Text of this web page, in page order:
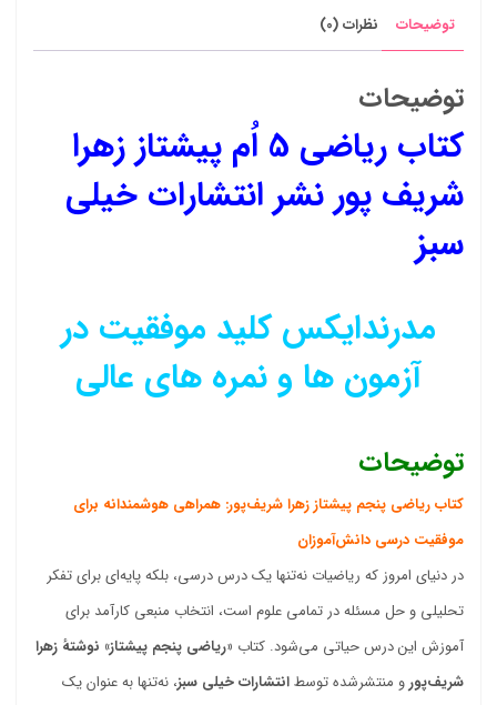
توضیحات نظرات (0)
توضیحات
کتاب ریاضی 5 اُم پیشتاز زهرا
شریف پور نشر انتشارات خیلی
سبز
مدرندایکس کلید موفقیت در
آزمون ها و نمره های عالی
توضیحات
کتاب ریاضی پنجم پیشتاز زهرا شریف‌پور: همراهی هوشمندانه برای
موفقیت درسی دانش‌آموزان
در دنیای امروز که ریاضیات نه‌تنها یک درس درسی، بلکه پایه‌ای برای تفکر
تحلیلی و حل مسئله در تمامی علوم است، انتخاب منبعی کارآمد برای
آموزش این درس حیاتی می‌شود. کتاب «ریاضی پنجم پیشتاز» نوشتهٔ زهرا
شریف‌پورو منتشرشده توسطانتشارات خیلی سبز، نه‌تنها به عنوان یک